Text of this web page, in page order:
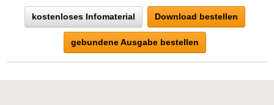
kostenloses Infomaterial Download bestellen
gebundene Ausgabe bestellen